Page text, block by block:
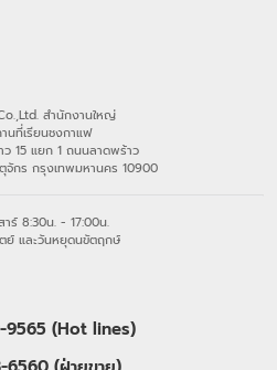
สำนักงานใหญ่
นที่เรียนชงกาแฟ
15 แยก 1 ถนนลาดพร้าว
จักร กรุงเทพมหานคร 10900
าร์ 8:30น. - 17:00น.
ย์ และวันหยุดนขัตฤกษ์
(Hot lines)